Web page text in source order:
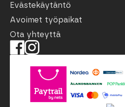
Evästekäytäntö
Avoimet työpaikat
Ota yhteyttä